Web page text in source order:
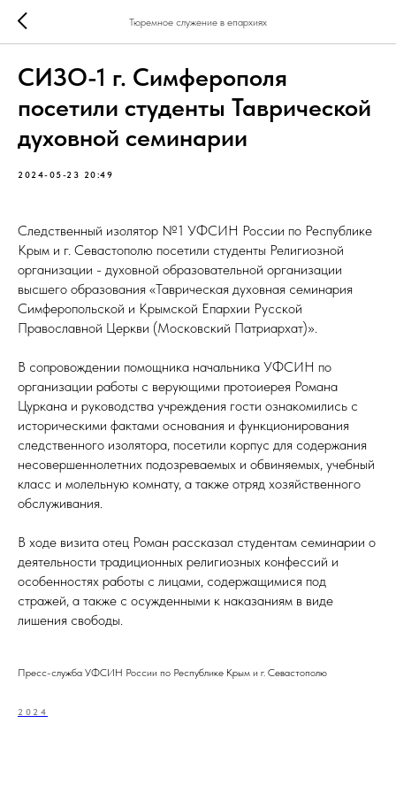
Тюремное служение в епархиях
СИЗО-1 г. Симферополя
посетили студенты Таврической
духовной семинарии
2024-05-23 20:49
Следственный изолятор №1 УФСИН России по Республике
Крым и г. Севастополю посетили студенты Религиозной
организации - духовной образовательной организации
высшего образования «Таврическая духовная семинария
Симферопольской и Крымской Епархии Русской
Православной Церкви (Московский Патриархат)».
В сопровождении помощника начальника УФСИН по
организации работы с верующими протоиерея Романа
Цуркана и руководства учреждения гости ознакомились с
историческими фактами основания и функционирования
следственного изолятора, посетили корпус для содержания
несовершеннолетних подозреваемых и обвиняемых, учебный
класс и молельную комнату, а также отряд хозяйственного
обслуживания.
В ходе визита отец Роман рассказал студентам семинарии о
деятельности традиционных религиозных конфессий и
особенностях работы с лицами, содержащимися под
стражей, а также с осужденными к наказаниям в виде
лишения свободы.
Пресс-служба УФСИН России по Республике Крым и г. Севастополю
2024